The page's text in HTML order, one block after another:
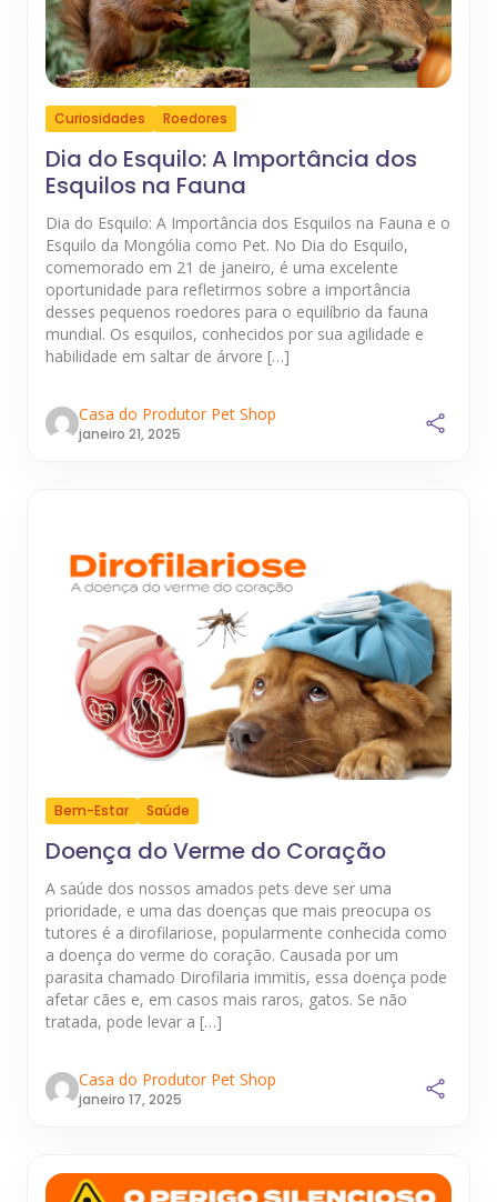
Curiosidades Roedores
Dia do Esquilo: A Importância dos
Esquilos na Fauna
Dia do Esquilo: A Importância dos Esquilos na Fauna e o
Esquilo da Mongólia como Pet. No Dia do Esquilo,
comemorado em 21 de janeiro, é uma excelente
oportunidade para refletirmos sobre a importância
desses pequenos roedores para o equilíbrio da fauna
mundial. Os esquilos, conhecidos por sua agilidade e
habilidade em saltar de árvore […]
Casa do Produtor Pet Shop
janeiro 21, 2025
Bem-Estar Saúde
Doença do Verme do Coração
A saúde dos nossos amados pets deve ser uma
prioridade, e uma das doenças que mais preocupa os
tutores é a dirofilariose, popularmente conhecida como
a doença do verme do coração. Causada por um
parasita chamado Dirofilaria immitis, essa doença pode
afetar cães e, em casos mais raros, gatos. Se não
tratada, pode levar a […]
Casa do Produtor Pet Shop
janeiro 17, 2025